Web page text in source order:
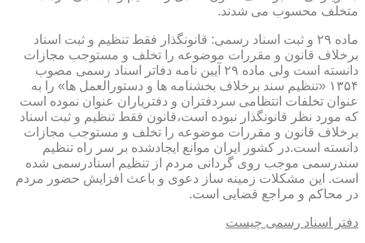
متخلف محسوب می شدند.
ماده ۲۹ و ثبت اسناد رسمی: قانونگذار فقط تنظیم و ثبت اسناد
برخلاف قانون و مقررات موضوعه را تخلف و مستوجب مجازات
دانسته است ولی ماده ۲۹ آیین نامه دفاتر اسناد رسمی مصوب
۱۳۵۴ «تنظیم سند برخلاف بخشنامه ها و دستورالعمل ها» را به
عنوان تخلفات انتظامی سردفتران و دفتریاران عنوان نموده است
که مورد نظر قانونگذار نبوده است،قانون فقط تنظیم و ثبت اسناد
برخلاف قانون و مقررات موضوعه را تخلف و مستوجب مجازات
دانسته است.در کشور ایران موانع ایجادشده بر سر راه تنظیم
سندرسمی موجب روی گردانی مردم از تنظیم اسنادرسمی شده
است. این مشکلات زمینه ساز دعوی و باعث افزایش حضور مردم
در محاکم و مراجع قضایی است.
دفتر اسناد رسمی چیست